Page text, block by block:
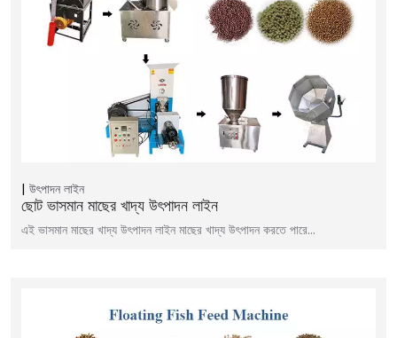
উৎপাদন লাইন
ছোট ভাসমান মাছের খাদ্য উৎপাদন লাইন
এই ভাসমান মাছের খাদ্য উৎপাদন লাইন মাছের খাদ্য উৎপাদন করতে পারে...